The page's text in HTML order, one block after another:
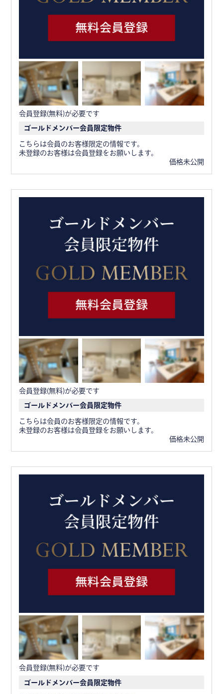
会員登録(無料)が必要です
ゴールドメンバー会員限定物件
こちらは会員のお客様限定の情報です。
未登録のお客様は会員登録をお願いします。
価格未公開
会員登録(無料)が必要です
ゴールドメンバー会員限定物件
こちらは会員のお客様限定の情報です。
未登録のお客様は会員登録をお願いします。
価格未公開
会員登録(無料)が必要です
ゴールドメンバー会員限定物件